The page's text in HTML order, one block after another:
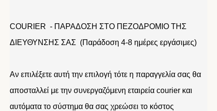
COURIER - ΠΑΡΑΔΟΣΗ ΣΤΟ ΠΕΖΟΔΡΟΜΙΟ ΤΗΣ
ΔΙΕΥΘΥΝΣΗΣ ΣΑΣ (Παράδοση 4-8 ημέρες εργάσιμες)
Αν επιλέξετε αυτή την επιλογή τότε η παραγγελία σας θα
αποσταλλεί με την συνεργαζόμενη εταιρεία courier και
αυτόματα το σύστημα θα σας χρεώσει το κόστος